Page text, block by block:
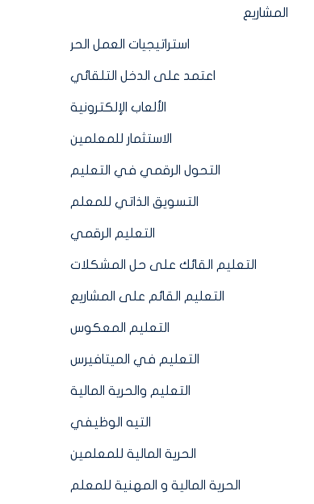
المشاريع
استراتيجيات العمل الحر
اعتمد على الدخل التلقائي
الألعاب الإلكترونية
الاستثمار للمعلمين
التحول الرقمي في التعليم
التسويق الذاتي للمعلم
التعليم الرقمي
التعليم القائك على حل المشكلات
التعليم القائم على المشاريع
التعليم المعكوس
التعليم في الميتافيرس
التعليم والحرية المالية
التيه الوظيفي
الحرية المالية للمعلمين
الحرية المالية و المهنية للمعلم